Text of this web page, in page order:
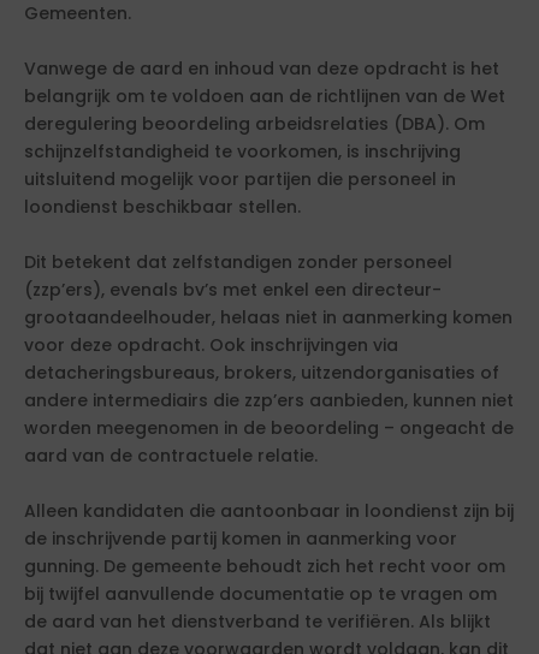
Gemeenten.
Vanwege de aard en inhoud van deze opdracht is het
belangrijk om te voldoen aan de richtlijnen van de Wet
deregulering beoordeling arbeidsrelaties (DBA). Om
schijnzelfstandigheid te voorkomen, is inschrijving
uitsluitend mogelijk voor partijen die personeel in
loondienst beschikbaar stellen.
Dit betekent dat zelfstandigen zonder personeel
(zzp’ers), evenals bv’s met enkel een directeur-
grootaandeelhouder, helaas niet in aanmerking komen
voor deze opdracht. Ook inschrijvingen via
detacheringsbureaus, brokers, uitzendorganisaties of
andere intermediairs die zzp’ers aanbieden, kunnen niet
worden meegenomen in de beoordeling – ongeacht de
aard van de contractuele relatie.
Alleen kandidaten die aantoonbaar in loondienst zijn bij
de inschrijvende partij komen in aanmerking voor
gunning. De gemeente behoudt zich het recht voor om
bij twijfel aanvullende documentatie op te vragen om
de aard van het dienstverband te verifiëren. Als blijkt